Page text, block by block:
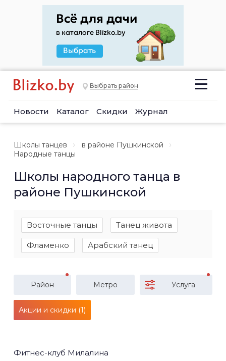
Выбрать район
Новости Каталог Скидки Журнал
Школы танцев
в районе Пушкинской
Народные танцы
Школы народного танца в
районе Пушкинской
Восточные танцы Танец живота
Фламенко Арабский танец
Район Метро Услуга
Акции и скидки (1)
Фитнес-клуб Милалина